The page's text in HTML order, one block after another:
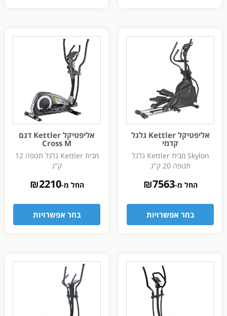
אליפטיקל Kettler גלגל
קדמי
Skylon מבית Kettler גלגל
תנופה 20 ק"ג
החל מ-
₪7563
בחר אפשרויות
אליפטיקל Kettler דגם
Cross M
מבית Kettler גלגל תנופה 12
ק"ג
החל מ-
₪2210
בחר אפשרויות